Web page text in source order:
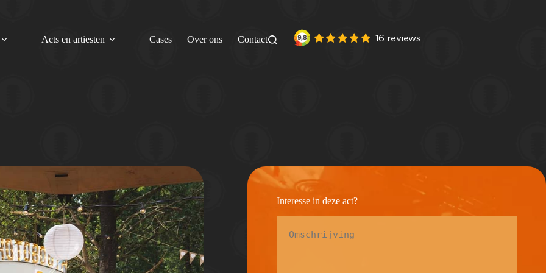
Acts en artiesten Cases Over ons Contact
Interesse in deze act?